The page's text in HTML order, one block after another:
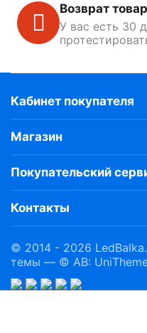
Возврат
У вас есть 30
Кабинет покупателя
Магазин
Покупательский
Контакты
© 2014 - 2026
темы — © AB: